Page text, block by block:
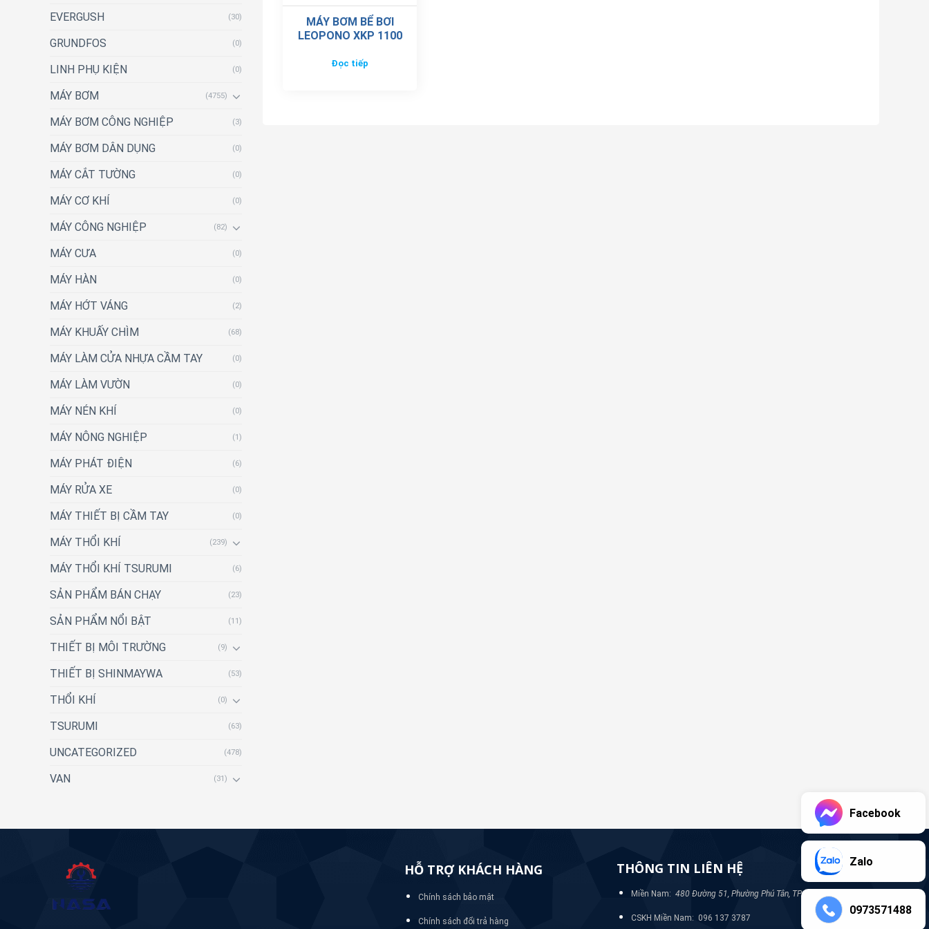
EVERGUSH (30)
GRUNDFOS (0)
LINH PHỤ KIỆN (0)
MÁY BƠM (4755)
MÁY BƠM CÔNG NGHIỆP (3)
MÁY BƠM DÂN DỤNG (0)
MÁY CẮT TƯỜNG (0)
MÁY CƠ KHÍ (0)
MÁY CÔNG NGHIỆP (82)
MÁY CƯA (0)
MÁY HÀN (0)
MÁY HỚT VÁNG (2)
MÁY KHUẤY CHÌM (68)
MÁY LÀM CỬA NHỰA CẦM TAY (0)
MÁY LÀM VƯỜN (0)
MÁY NÉN KHÍ (0)
MÁY NÔNG NGHIỆP (1)
MÁY PHÁT ĐIỆN (6)
MÁY RỬA XE (0)
MÁY THIẾT BỊ CẦM TAY (0)
MÁY THỔI KHÍ (239)
MÁY THỔI KHÍ TSURUMI (6)
SẢN PHẨM BÁN CHẠY (23)
SẢN PHẨM NỔI BẬT (11)
THIẾT BỊ MÔI TRƯỜNG (9)
THIẾT BỊ SHINMAYWA (53)
THỔI KHÍ (0)
TSURUMI (63)
UNCATEGORIZED (478)
VAN (31)
MÁY BƠM BỂ BƠI
LEOPONO XKP 1100
Đọc tiếp
HỖ TRỢ KHÁCH HÀNG
Chính sách bảo mật
Chính sách đổi trả hàng
THÔNG TIN LIÊN HỆ
Miền Nam: 480 Đường 51, Phường Phú Tân, TP Bình Dương
CSKH Miền Nam: 096 137 3787
Facebook
Zalo
0973571488